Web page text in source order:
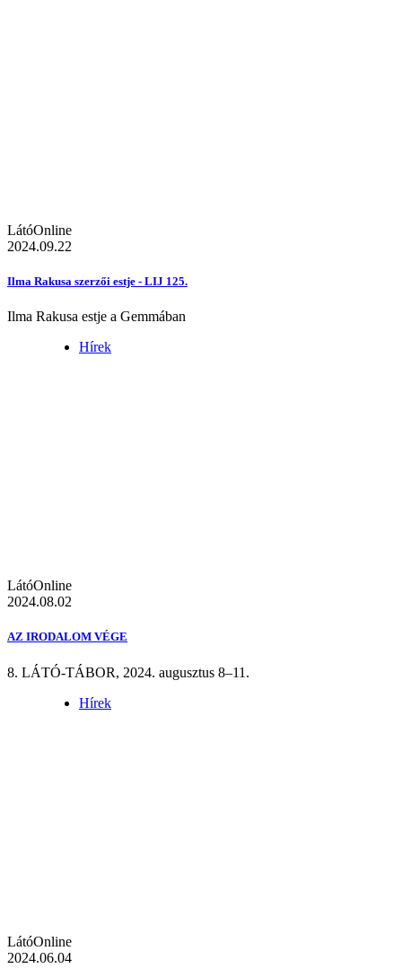
LátóOnline
2024.09.22
Ilma Rakusa szerzői estje - LIJ 125.
Ilma Rakusa estje a Gemmában
Hírek
LátóOnline
2024.08.02
AZ IRODALOM VÉGE
8. LÁTÓ-TÁBOR, 2024. augusztus 8–11.
Hírek
LátóOnline
2024.06.04